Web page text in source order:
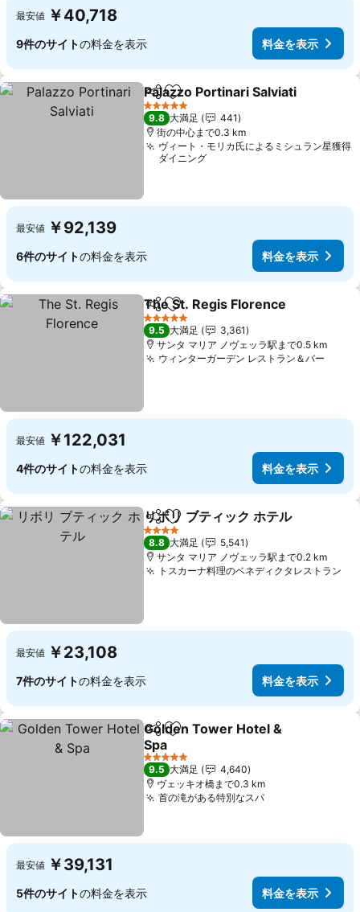
最安値 ￥40,718
9件のサイトの料金を表示 料金を表示
シェアお気に入りに追加
Palazzo Portinari Salviati
5 ホテルのランク
9.8 大満足
441
街の中心まで0.3 km
ヴィート・モリカ氏によるミシュラン星獲得
ダイニング
最安値 ￥92,139
6件のサイトの料金を表示 料金を表示
シェアお気に入りに追加
The St. Regis Florence
5 ホテルのランク
9.5 大満足
3,361
サンタ マリア ノヴェッラ駅まで0.5 km
ウィンターガーデン レストラン＆バー
最安値 ￥122,031
4件のサイトの料金を表示 料金を表示
シェアお気に入りに追加
リボリ ブティック ホテル
4 ホテルのランク
8.8 大満足
5,541
サンタ マリア ノヴェッラ駅まで0.2 km
トスカーナ料理のベネディクタレストラン
最安値 ￥23,108
7件のサイトの料金を表示 料金を表示
シェアお気に入りに追加
Golden Tower Hotel &
Spa
料金を表示
5 ホテルのランク
9.5 大満足
4,640
ヴェッキオ橋まで0.3 km
首の滝がある特別なスパ料金を表示
最安値 ￥39,131
5件のサイトの料金を表示 料金を表示